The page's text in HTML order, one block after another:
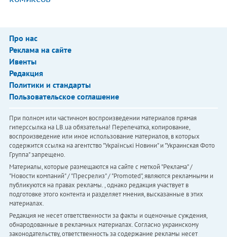
Про нас
Реклама на сайте
Ивенты
Редакция
Политики и стандарты
Пользовательское соглашение
При полном или частичном воспроизведении материалов прямая
гиперссылка на LB.ua обязательна! Перепечатка, копирование,
воспроизведение или иное использование материалов, в которых
содержится ссылка на агентство "Українськi Новини" и "Украинская Фото
Группа" запрещено.
Материалы, которые размещаются на сайте с меткой "Реклама" /
"Новости компаний" / "Пресрелиз" / "Promoted", являются рекламными и
публикуются на правах рекламы. , однако редакция участвует в
подготовке этого контента и разделяет мнения, высказанные в этих
материалах.
Редакция не несет ответственности за факты и оценочные суждения,
обнародованные в рекламных материалах. Согласно украинскому
законодательству, ответственность за содержание рекламы несет